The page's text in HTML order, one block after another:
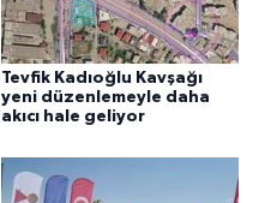
Tevfik Kadıoğlu Kavşağı
yeni düzenlemeyle daha
akıcı hale geliyor